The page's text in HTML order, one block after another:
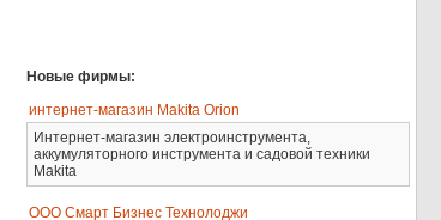
Новые фирмы:
интернет-магазин Makita Orion
Интернет-магазин электроинструмента,
аккумуляторного инструмента и садовой техники
Makita
ООО Смарт Бизнес Технолоджи